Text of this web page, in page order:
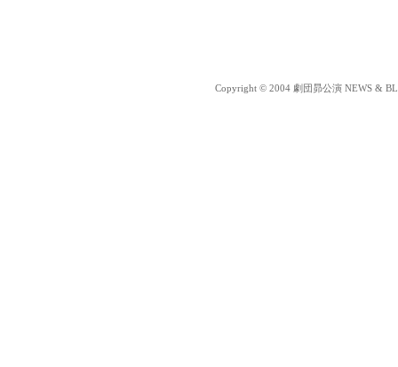
Copyright © 2004 劇団昴公演 NEWS &